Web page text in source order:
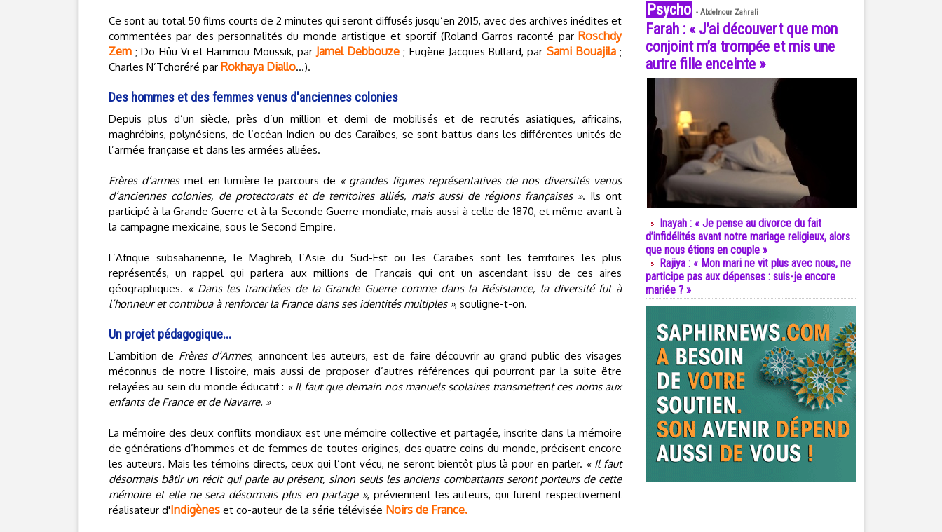
Ce sont au total 50 films courts de 2 minutes qui seront diffusés jusqu’en 2015, avec des archives inédites et
commentées par des personnalités du monde artistique et sportif (Roland Garros raconté par Roschdy
Zem ; Do Hûu Vi et Hammou Moussik, par Jamel Debbouze ; Eugène Jacques Bullard, par Sami Bouajila;
Charles N’Tchoréré par Rokhaya Diallo...).
Des hommes et des femmes venus d'anciennes colonies
Depuis plus d’un siècle, près d’un million et demi de mobilisés et de recrutés asiatiques, africains,
maghrébins, polynésiens, de l’océan Indien ou des Caraïbes, se sont battus dans les différentes unités de
l’armée française et dans les armées alliées.
Frères d’armesmet en lumière le parcours de « grandes figures représentatives de nos diversités venus
d’anciennes colonies, de protectorats et de territoires alliés, mais aussi de régions françaises ». Ils ont
participé à la Grande Guerre et à la Seconde Guerre mondiale, mais aussi à celle de 1870, et même avant à
la campagne mexicaine, sous le Second Empire.
L’Afrique subsaharienne, le Maghreb, l’Asie du Sud-Est ou les Caraïbes sont les territoires les plus
représentés, un rappel qui parlera aux millions de Français qui ont un ascendant issu de ces aires
géographiques. « Dans les tranchées de la Grande Guerre comme dans la Résistance, la diversité fut à
l’honneur et contribua à renforcer la France dans ses identités multiples », souligne-t-on.
Un projet pédagogique...
L’ambition de Frères d’Armes, annoncent les auteurs, est de faire découvrir au grand public des visages
méconnus de notre Histoire, mais aussi de proposer d’autres références qui pourront par la suite être
relayées au sein du monde éducatif : « Il faut que demain nos manuels scolaires transmettent ces noms aux
enfants de France et de Navarre. »
La mémoire des deux conflits mondiaux est une mémoire collective et partagée, inscrite dans la mémoire
de générations d’hommes et de femmes de toutes origines, des quatre coins du monde, précisent encore
les auteurs. Mais les témoins directs, ceux qui l’ont vécu, ne seront bientôt plus là pour en parler. « Il faut
désormais bâtir un récit qui parle au présent, sinon seuls les anciens combattants seront porteurs de cette
mémoire et elle ne sera désormais plus en partage », préviennent les auteurs, qui furent respectivement
réalisateur d'Indigènes et co-auteur de la série télévisée Noirs de France.
Psycho - Abdelnour Zahrali
Farah : « J’ai découvert que mon
conjoint m’a trompée et mis une
autre fille enceinte »
Inayah : « Je pense au divorce du fait
d’infidélités avant notre mariage religieux, alors
que nous étions en couple »
Rajiya : « Mon mari ne vit plus avec nous, ne
participe pas aux dépenses : suis-je encore
mariée ? »